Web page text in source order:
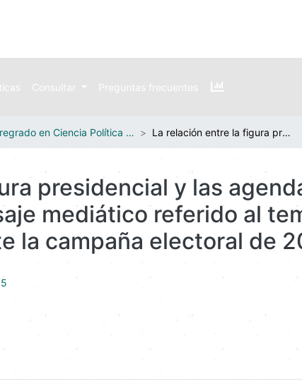
Consultar
Preguntas frecuentes
Pregrado en Ciencia Política y Gobierno La relación entre la figura presidencial y las agendas políticas en la construcción del mensaje mediático referido al tema de seguridad caso: revista Semana durante la campaña electoral de 2006
presidencial y las
mediático referido al
la campaña electoral de